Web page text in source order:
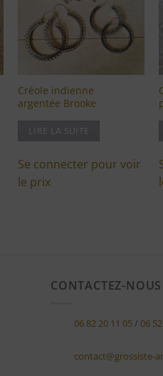
liste
d'envies
Créole indienne
argentée Brooke
Se connecter pour voir
le prix
CONTACTEZ-NOUS
06 82 20 11 05/ 06
contact@grossiste-